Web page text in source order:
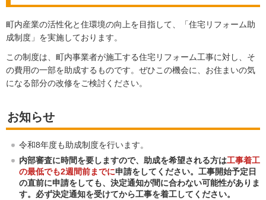
町内産業の活性化と住環境の向上を目指して、「住宅リフォーム助
成制度」を実施しております。
この制度は、町内事業者が施工する住宅リフォーム工事に対し、そ
の費用の一部を助成するものです。ぜひこの機会に、お住まいの気
になる部分の改修をご検討ください。
お知らせ
令和8年度も助成制度を行います。
内部審査に時間を要しますので、助成を希望される方は工事着工
の最低でも2週間前までに申請をしてください。工事開始予定日
の直前に申請をしても、決定通知が間に合わない可能性がありま
す。必ず決定通知を受けてから工事を着工してください。